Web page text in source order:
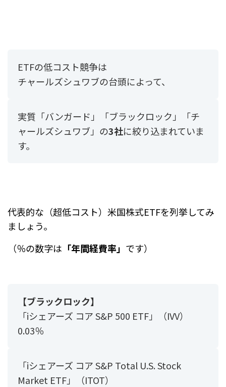
ETFの低コスト競争は
チャールズシュワブの台頭によって、
実質「バンガード」「ブラックロック」「チ
ャールズシュワブ」の3社に絞り込まれていま
す。
代表的な（超低コスト）米国株式ETFを列挙してみ
ましょう。
（％の数字は 「年間経費率」 です）
【ブラックロック】
「iシェアーズ コア S&P 500 ETF」（IVV）
0.03％
「iシェアーズ コア S&P Total U.S. Stock
Market ETF」（ITOT）